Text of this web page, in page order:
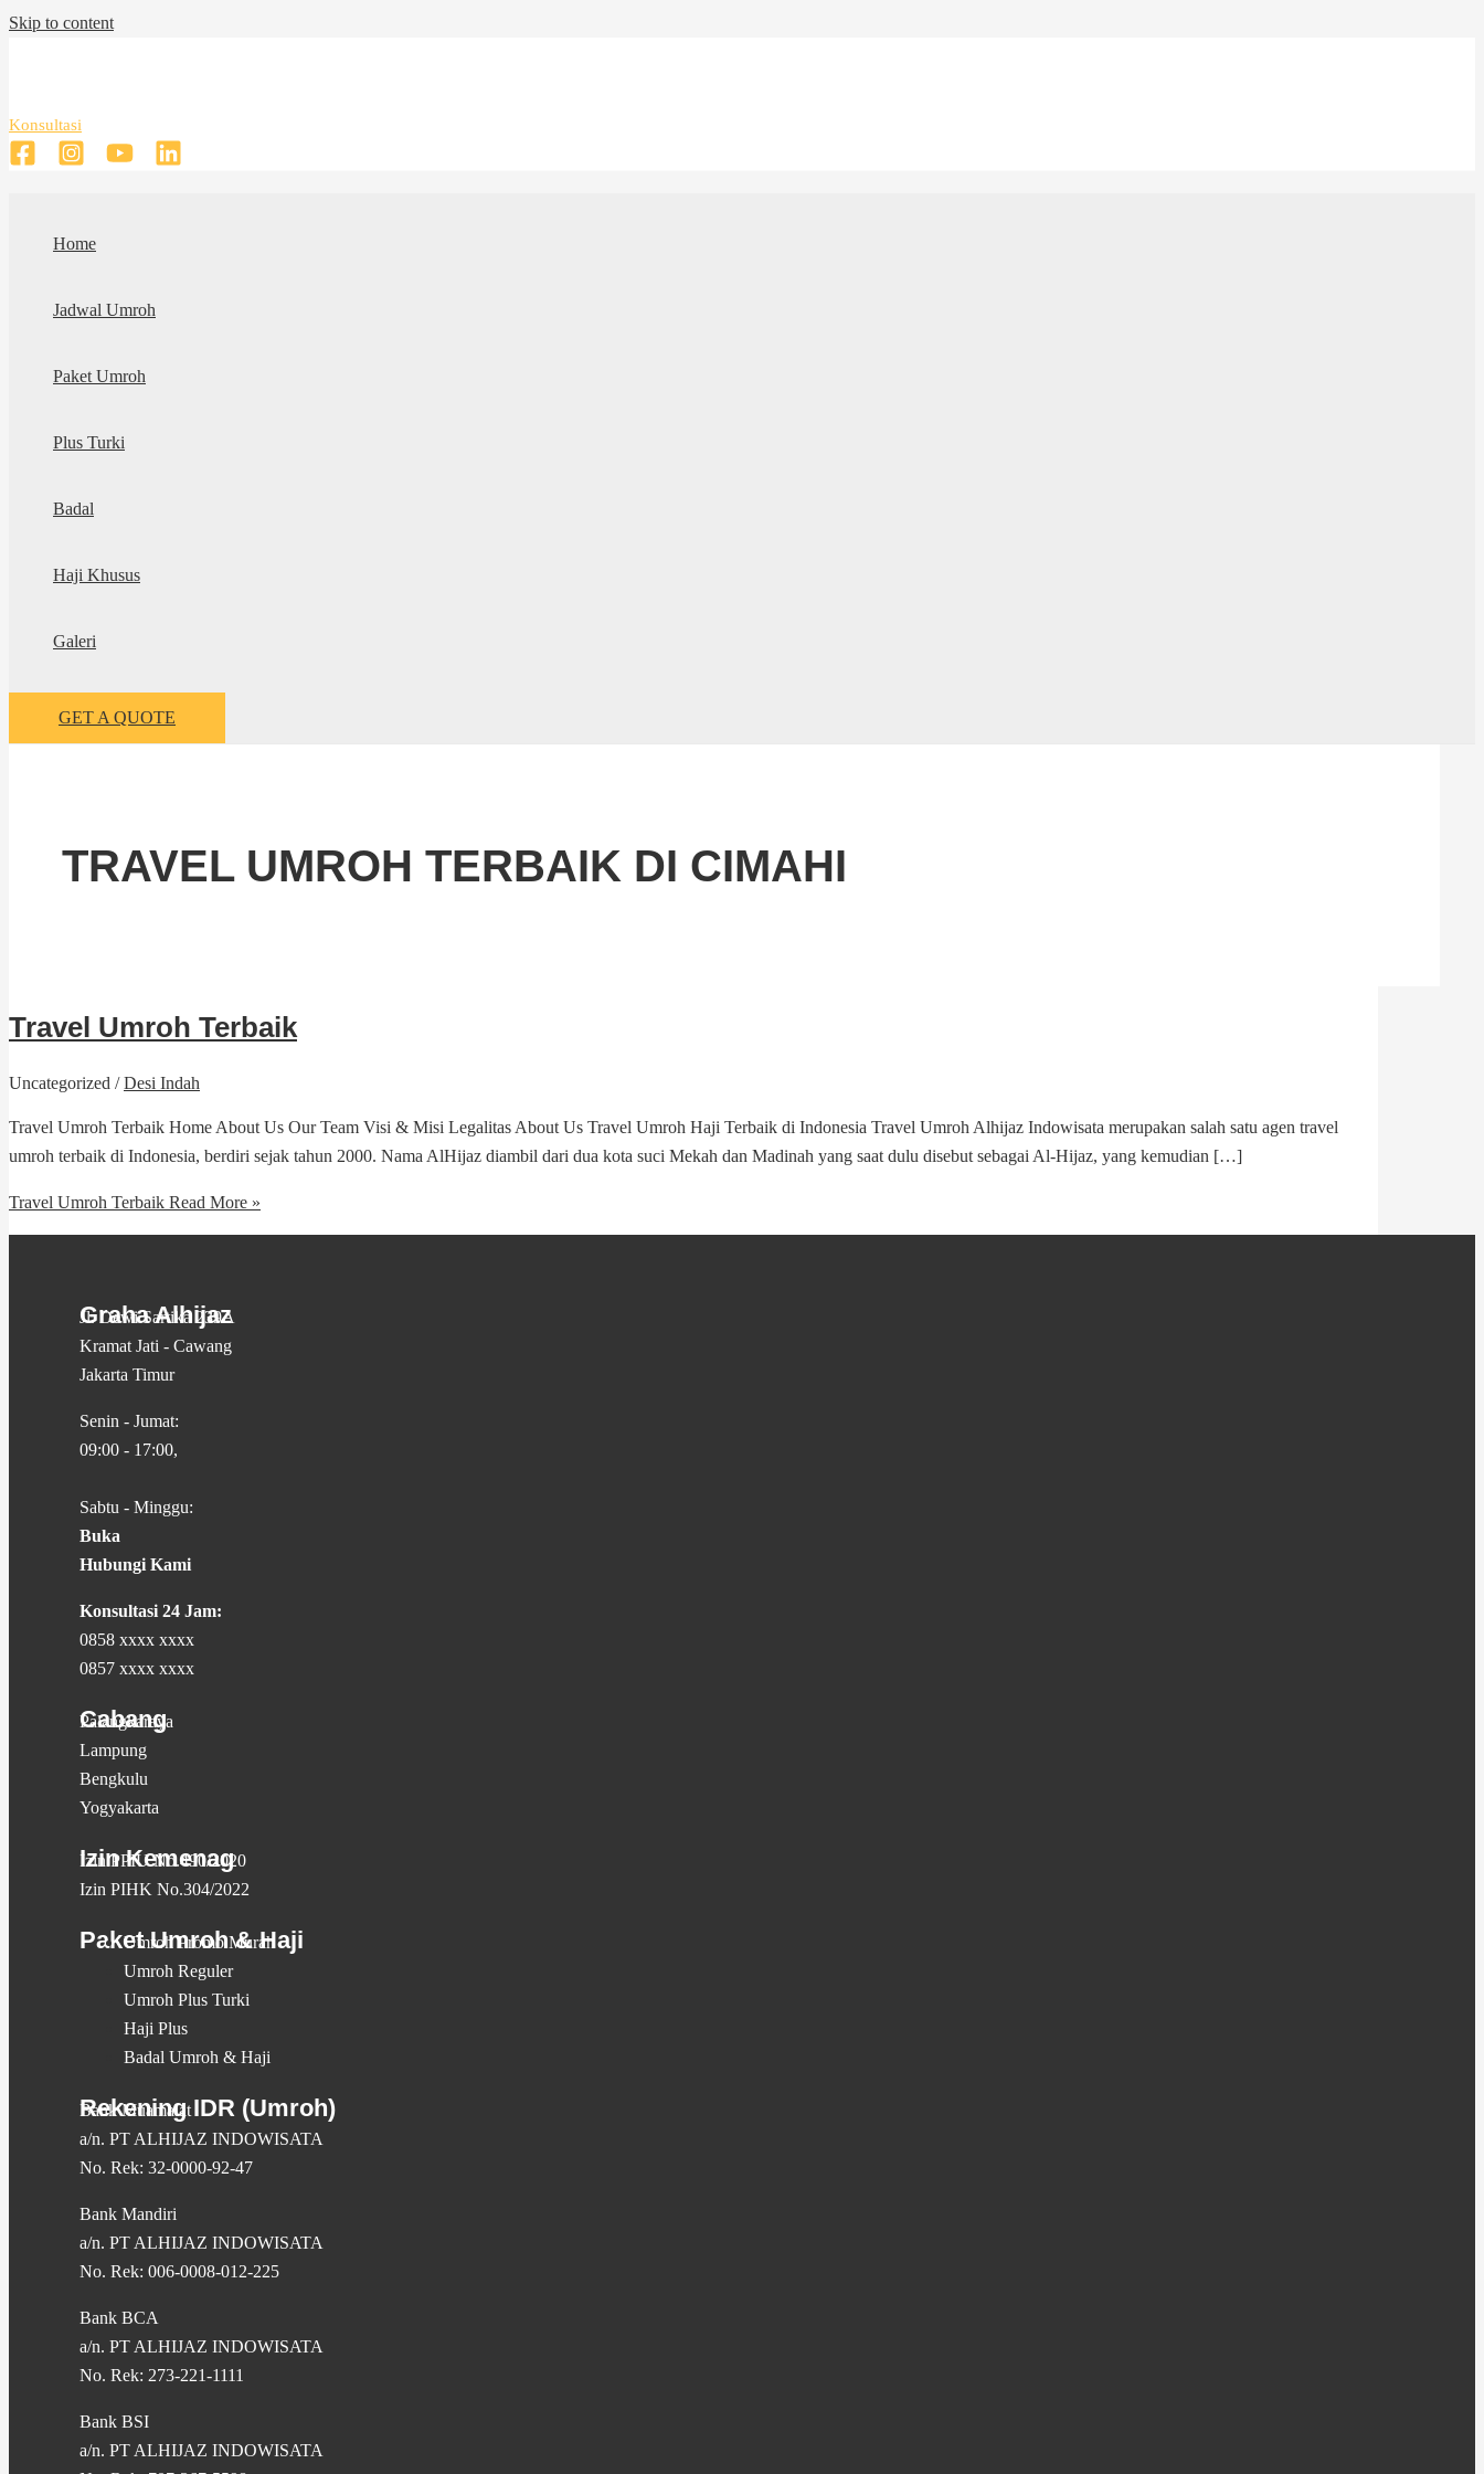
Skip to content
Konsultasi
Home
Jadwal Umroh
Paket Umroh
Plus Turki
Badal
Haji Khusus
Galeri
GET A QUOTE
TRAVEL UMROH TERBAIK DI CIMAHI
Travel Umroh Terbaik
Uncategorized /Desi Indah
Travel Umroh Terbaik Home About Us Our Team Visi & Misi Legalitas About Us Travel Umroh Haji Terbaik di Indonesia Travel Umroh Alhijaz Indowisata merupakan salah satu agen travel
umroh terbaik di Indonesia, berdiri sejak tahun 2000. Nama AlHijaz diambil dari dua kota suci Mekah dan Madinah yang saat dulu disebut sebagai Al-Hijaz, yang kemudian […]
Travel Umroh Terbaik Read More »
Graha Alhijaz
Jl. Dewi Sartika 239A
Kramat Jati - Cawang
Jakarta Timur
Senin - Jumat:
09:00 - 17:00,
Sabtu - Minggu:
Buka
Hubungi Kami
Konsultasi 24 Jam:
0858 xxxx xxxx
0857 xxxx xxxx
Cabang
Palangkaraya
Lampung
Bengkulu
Yogyakarta
Izin Kemenag
Izin PPIU No.490/2020
Izin PIHK No.304/2022
Paket Umroh & Haji
Umroh Promo Murah
Umroh Reguler
Umroh Plus Turki
Haji Plus
Badal Umroh & Haji
Rekening IDR (Umroh)
Bank Muamalat
a/n. PT ALHIJAZ INDOWISATA
No. Rek: 32-0000-92-47
Bank Mandiri
a/n. PT ALHIJAZ INDOWISATA
No. Rek: 006-0008-012-225
Bank BCA
a/n. PT ALHIJAZ INDOWISATA
No. Rek: 273-221-1111
Bank BSI
a/n. PT ALHIJAZ INDOWISATA